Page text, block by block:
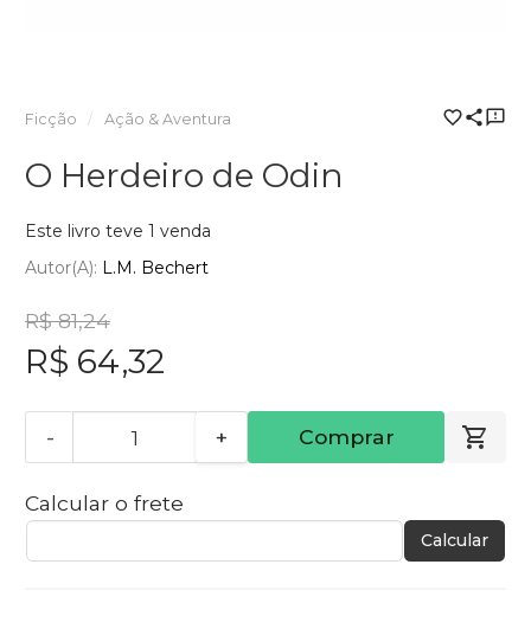
Ficção Ação & Aventura
O Herdeiro de Odin
Este livro teve 1 venda
Autor(a): L.M. Bechert
R$ 81,24
R$ 64,32
- + Comprar
Calcular o frete
Calcular